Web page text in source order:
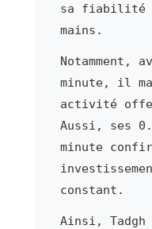
sa fiabilité
mains.
Notamment,
minute, il
activité
Aussi, ses
minute
constant.
Ainsi,